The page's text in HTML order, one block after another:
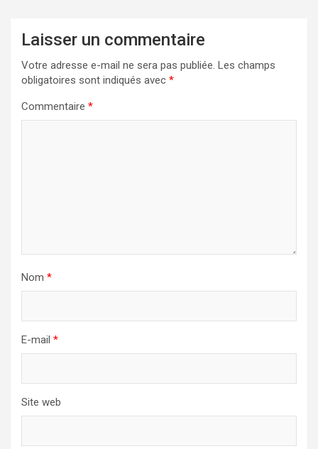
Laisser un commentaire
Votre adresse e-mail ne sera pas publiée. Les champs
obligatoires sont indiqués avec *
Commentaire *
Nom *
E-mail *
Site web